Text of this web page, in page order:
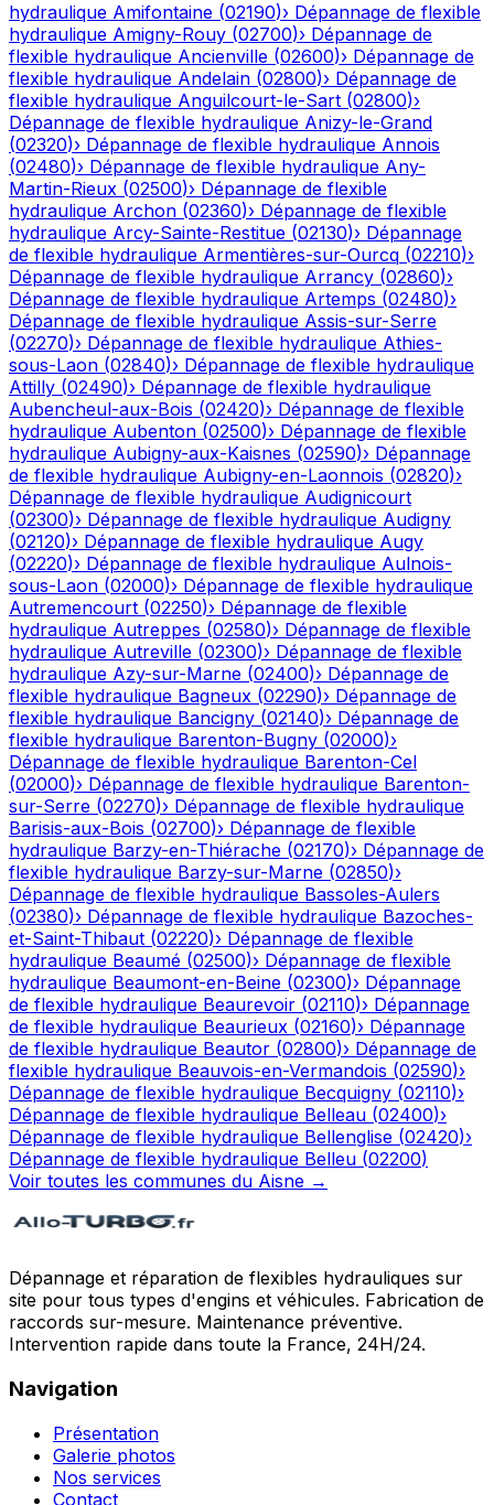
hydraulique Amifontaine (02190)› Dépannage de flexible
hydraulique Amigny-Rouy (02700)› Dépannage de
flexible hydraulique Ancienville (02600)› Dépannage de
flexible hydraulique Andelain (02800)› Dépannage de
flexible hydraulique Anguilcourt-le-Sart (02800)›
Dépannage de flexible hydraulique Anizy-le-Grand
(02320)› Dépannage de flexible hydraulique Annois
(02480)› Dépannage de flexible hydraulique Any-
Martin-Rieux (02500)› Dépannage de flexible
hydraulique Archon (02360)› Dépannage de flexible
hydraulique Arcy-Sainte-Restitue (02130)› Dépannage
de flexible hydraulique Armentières-sur-Ourcq (02210)›
Dépannage de flexible hydraulique Arrancy (02860)›
Dépannage de flexible hydraulique Artemps (02480)›
Dépannage de flexible hydraulique Assis-sur-Serre
(02270)› Dépannage de flexible hydraulique Athies-
sous-Laon (02840)› Dépannage de flexible hydraulique
Attilly (02490)› Dépannage de flexible hydraulique
Aubencheul-aux-Bois (02420)› Dépannage de flexible
hydraulique Aubenton (02500)› Dépannage de flexible
hydraulique Aubigny-aux-Kaisnes (02590)› Dépannage
de flexible hydraulique Aubigny-en-Laonnois (02820)›
Dépannage de flexible hydraulique Audignicourt
(02300)› Dépannage de flexible hydraulique Audigny
(02120)› Dépannage de flexible hydraulique Augy
(02220)› Dépannage de flexible hydraulique Aulnois-
sous-Laon (02000)› Dépannage de flexible hydraulique
Autremencourt (02250)› Dépannage de flexible
hydraulique Autreppes (02580)› Dépannage de flexible
hydraulique Autreville (02300)› Dépannage de flexible
hydraulique Azy-sur-Marne (02400)› Dépannage de
flexible hydraulique Bagneux (02290)› Dépannage de
flexible hydraulique Bancigny (02140)› Dépannage de
flexible hydraulique Barenton-Bugny (02000)›
Dépannage de flexible hydraulique Barenton-Cel
(02000)› Dépannage de flexible hydraulique Barenton-
sur-Serre (02270)› Dépannage de flexible hydraulique
Barisis-aux-Bois (02700)› Dépannage de flexible
hydraulique Barzy-en-Thiérache (02170)› Dépannage de
flexible hydraulique Barzy-sur-Marne (02850)›
Dépannage de flexible hydraulique Bassoles-Aulers
(02380)› Dépannage de flexible hydraulique Bazoches-
et-Saint-Thibaut (02220)› Dépannage de flexible
hydraulique Beaumé (02500)› Dépannage de flexible
hydraulique Beaumont-en-Beine (02300)› Dépannage
de flexible hydraulique Beaurevoir (02110)› Dépannage
de flexible hydraulique Beaurieux (02160)› Dépannage
de flexible hydraulique Beautor (02800)› Dépannage de
flexible hydraulique Beauvois-en-Vermandois (02590)›
Dépannage de flexible hydraulique Becquigny (02110)›
Dépannage de flexible hydraulique Belleau (02400)›
Dépannage de flexible hydraulique Bellenglise (02420)›
Dépannage de flexible hydraulique Belleu (02200)
Voir toutes les communes du Aisne →
Dépannage et réparation de flexibles hydrauliques sur
site pour tous types d'engins et véhicules. Fabrication de
raccords sur-mesure. Maintenance préventive.
Intervention rapide dans toute la France, 24H/24.
Navigation
Présentation
Galerie photos
Nos services
Contact